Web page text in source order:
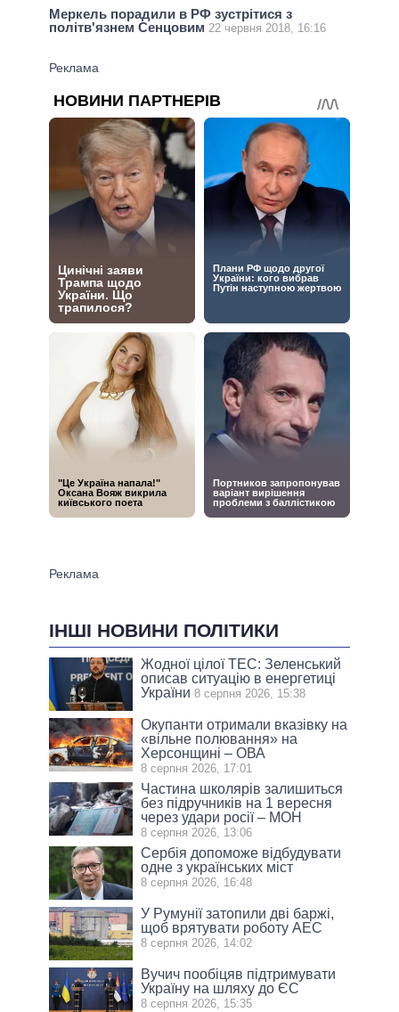
Меркель порадили в РФ зустрітися з
політв'язнем Сенцовим 22 червня 2018, 16:16
ІНШІ НОВИНИ ПОЛІТИКИ
Жодної цілої ТЕС: Зеленський
описав ситуацію в енергетиці
України 8 серпня 2026, 15:38
Окупанти отримали вказівку на
«вільне полювання» на
Херсонщині – ОВА
8 серпня 2026, 17:01
Частина школярів залишиться
без підручників на 1 вересня
через удари росії – МОН
8 серпня 2026, 13:06
Сербія допоможе відбудувати
одне з українських міст
8 серпня 2026, 16:48
У Румунії затопили дві баржі,
щоб врятувати роботу АЕС
8 серпня 2026, 14:02
Вучич пообіцяв підтримувати
Україну на шляху до ЄС
8 серпня 2026, 15:35